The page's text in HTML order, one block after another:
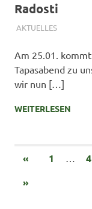
Radosti
27. DEZEMBER 2023
SIMONE SCHMIDT
AKTUELLES
Am 25.01.
Tapasabend zu
wir nun […]
WEITERLESEN
« VORHERIGE
1 4
NÄCHSTE
»